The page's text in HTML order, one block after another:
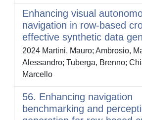
Enhancing visual
navigation in row-based
effective synthetic data
2024 Martini, Mauro; Ambrosio,
Alessandro; Tuberga, Brenno;
Marcello
56. Enhancing navigation
benchmarking and